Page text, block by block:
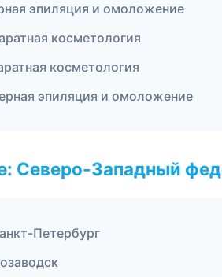
эпиляция и омоложение
косметология
косметология
эпиляция и омоложение
Северо-Западный
Петербург